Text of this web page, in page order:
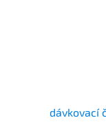
dávkovací